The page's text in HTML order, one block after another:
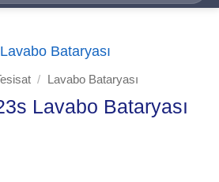
/ Lavabo Bataryası
Lavabo Bataryası